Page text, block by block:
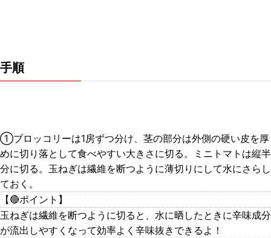
手順
①ブロッコリーは1房ずつ分け、茎の部分は外側の硬い皮を厚
めに切り落として食べやすい大きさに切る。ミニトマトは縦半
分に切る。玉ねぎは繊維を断つように薄切りにして水にさらし
ておく。
【🔴ポイント】
玉ねぎは繊維を断つように切ると、水に晒したときに辛味成分
が流出しやすくなって効率よく辛味抜きできるよ！